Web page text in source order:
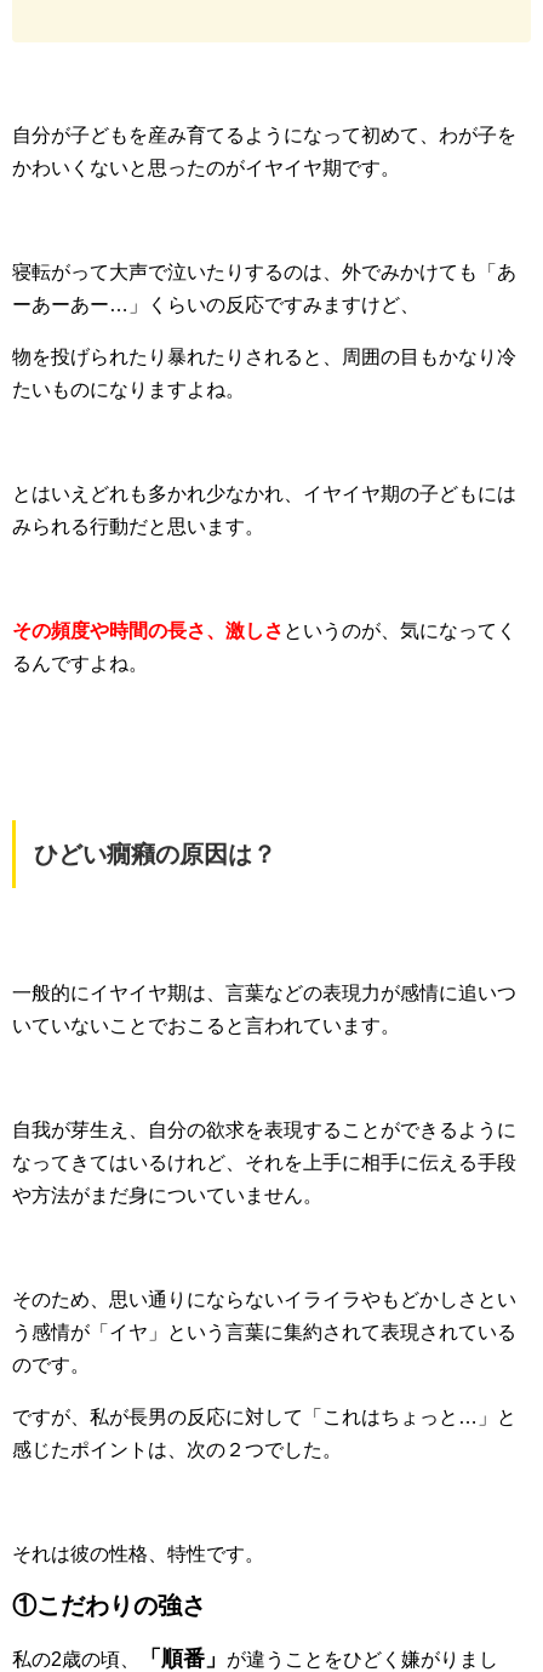
自分が子どもを産み育てるようになって初めて、わが子を
かわいくないと思ったのがイヤイヤ期です。
寝転がって大声で泣いたりするのは、外でみかけても「あ
ーあーあー…」くらいの反応ですみますけど、
物を投げられたり暴れたりされると、周囲の目もかなり冷
たいものになりますよね。
とはいえどれも多かれ少なかれ、イヤイヤ期の子どもには
みられる行動だと思います。
その頻度や時間の長さ、激しさ というのが、気になってく
るんですよね。
ひどい癇癪の原因は？
一般的にイヤイヤ期は、言葉などの表現力が感情に追いつ
いていないことでおこると言われています。
自我が芽生え、自分の欲求を表現することができるように
なってきてはいるけれど、それを上手に相手に伝える手段
や方法がまだ身についていません。
そのため、思い通りにならないイライラやもどかしさとい
う感情が「イヤ」という言葉に集約されて表現されている
のです。
ですが、私が長男の反応に対して「これはちょっと…」と
感じたポイントは、次の２つでした。
それは彼の性格、特性です。
①こだわりの強さ
私の2歳の頃、 「順番」
が違うことをひどく嫌がりまし